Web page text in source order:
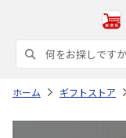
ホーム ギフトストア